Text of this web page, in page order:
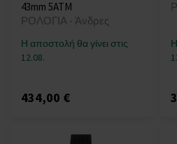
43mm 5ATM
ΡΟΛΟΓΙΑ - Άνδρες
Η αποστολή θα γίνει στις
12.08.
434,00 €